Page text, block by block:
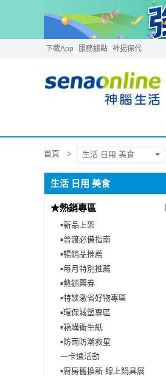
下載App 服務據點 神揚保代
首頁 生活 日用 美食
生活 日用 美食
★熱銷專區
▪︎新品上架
▪︎普渡必備指南
▪︎暢銷品推薦
▪︎每月特別推薦
▪︎熱銷票券
▪︎特談激省好物專區
▪︎環保減塑專區
▪︎箱購衛生紙
▪︎防雨防潮救星
一卡通活動
▪︎廚房舊換新 線上鍋具展